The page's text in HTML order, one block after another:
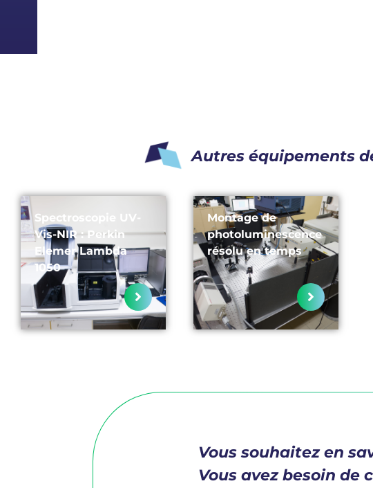
Autres équipements
Spectroscopie UV-
Vis-NIR : Perkin
Elemer Lambda
1050
Montage de
photoluminescence
résolu en temps
Vous souhaitez en
Vous avez besoin de